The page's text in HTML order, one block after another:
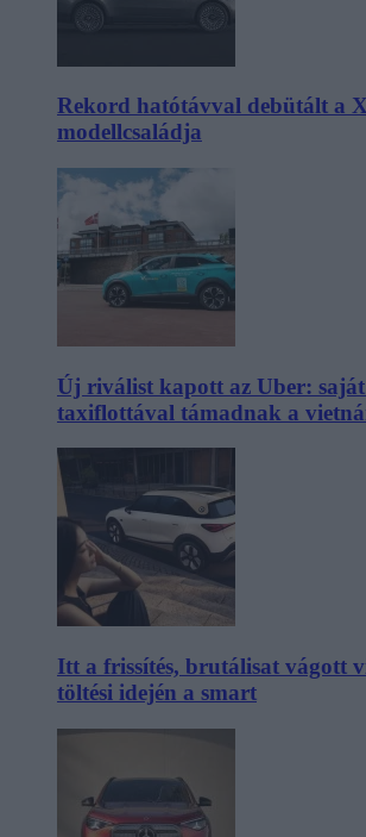
Rekord hatótávval debütált a
modellcsaládja
Új riválist kapott az Uber:
taxiflottával támadnak a
Itt a frissítés, brutálisat vágott
töltési idején a smart